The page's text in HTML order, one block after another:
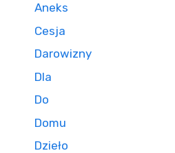
Aneks
Cesja
Darowizny
Dla
Do
Domu
Dzieło